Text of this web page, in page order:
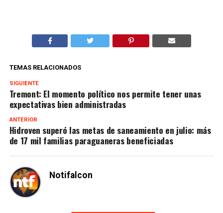
TEMAS RELACIONADOS
SIGUIENTE
Tremont: El momento político nos permite tener unas
expectativas bien administradas
ANTERIOR
Hidroven superó las metas de saneamiento en julio: más
de 17 mil familias paraguaneras beneficiadas
Notifalcon